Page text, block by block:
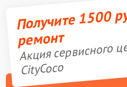
Получите 1500
ремонт
Акция сервисного
CityCoco